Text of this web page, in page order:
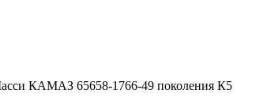
КАМАЗ 65658-1766-49 поколения К5